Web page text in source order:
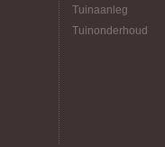
Tuinaanleg
Tuinonderhoud